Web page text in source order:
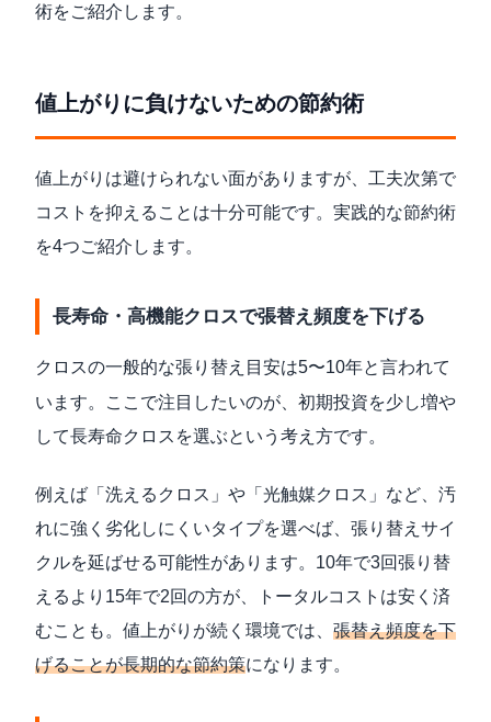
術をご紹介します。
値上がりに負けないための節約術
値上がりは避けられない面がありますが、工夫次第で
コストを抑えることは十分可能です。実践的な節約術
を4つご紹介します。
長寿命・高機能クロスで張替え頻度を下げる
クロスの一般的な張り替え目安は5〜10年と言われて
います。ここで注目したいのが、初期投資を少し増や
して長寿命クロスを選ぶという考え方です。
例えば「洗えるクロス」や「光触媒クロス」など、汚
れに強く劣化しにくいタイプを選べば、張り替えサイ
クルを延ばせる可能性があります。10年で3回張り替
えるより15年で2回の方が、トータルコストは安く済
むことも。値上がりが続く環境では、 張替え頻度を下
げることが長期的な節約策になります。